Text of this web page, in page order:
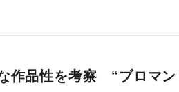
作品性を考察 “ブロマン